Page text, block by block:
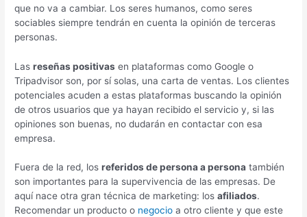
que no va a cambiar. Los seres humanos, como seres
sociables siempre tendrán en cuenta la opinión de terceras
personas.
Lasreseñas positivas en plataformas como Google o
Tripadvisor son, por sí solas, una carta de ventas. Los clientes
potenciales acuden a estas plataformas buscando la opinión
de otros usuarios que ya hayan recibido el servicio y, si las
opiniones son buenas, no dudarán en contactar con esa
empresa.
Fuera de la red, losreferidos de persona a persona también
son importantes para la supervivencia de las empresas. De
aquí nace otra gran técnica de marketing: losafiliados.
Recomendar un producto o negocio a otro cliente y que este